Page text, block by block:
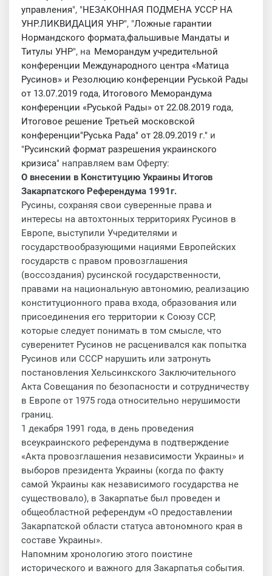
управления", "НЕЗАКОННАЯ ПОДМЕНА УССР НА
УНР.ЛИКВИДАЦИЯ УНР", "Ложные гарантии
Нормандского формата,фальшивые Мандаты и
Титулы УНР", на Меморандум учредительной
конференции Международного центра «Матица
Русинов» и Резолюцию конференции Руськой Рады
от 13.07.2019 года, Итогового Меморандума
конференции «Руськой Рады» от 22.08.2019 года,
Итоговое решение Третьей московской
конференции"Руська Рада" от 28.09.2019 г." и
"Русинский формат разрешения украинского
кризиса" направляем вам Оферту:
О внесении в Конституцию Украины Итогов
Закарпатского Референдума 1991г.
Русины, сохраняя свои суверенные права и
интересы на автохтонных территориях Русинов в
Европе, выступили Учредителями и
государствообразующими нациями Европейских
государств с правом провозглашения
(воссоздания) русинской государственности,
правами на национальную автономию, реализацию
конституционного права входа, образования или
присоединения его территории к Союзу ССР,
которые следует понимать в том смысле, что
суверенитет Русинов не расценивался как попытка
Русинов или СССР нарушить или затронуть
постановления Хельсинкского Заключительного
Акта Совещания по безопасности и сотрудничеству
в Европе от 1975 года относительно нерушимости
границ.
1 декабря 1991 года, в день проведения
всеукраинского референдума в подтверждение
«Акта провозглашения независимости Украины» и
выборов президента Украины (когда по факту
самой Украины как независимого государства не
существовало), в Закарпатье был проведен и
общеобластной референдум «О предоставлении
Закарпатской области статуса автономного края в
составе Украины».
Напомним хронологию этого поистине
исторического и важного для Закарпатья события.